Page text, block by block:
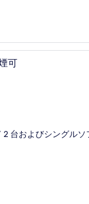
デスク、ノー
可
2 台およびシングルソ